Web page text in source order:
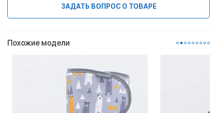
ЗАДАТЬ ВОПРОС О ТОВАРЕ
Похожие модели